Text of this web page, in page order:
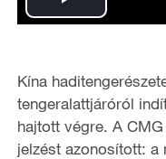
P
a
y
Kína
tengeralattjáróról
hajtott végre. A
jelzést azonosított: